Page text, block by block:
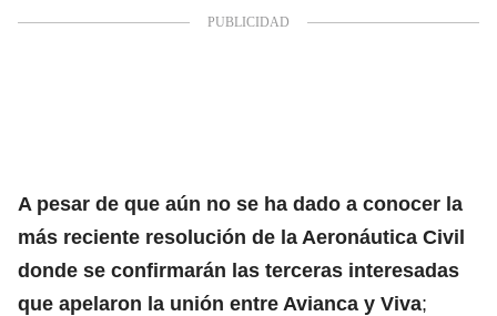
A pesar de que aún no se ha dado a conocer la
más reciente resolución de la Aeronáutica Civil
donde se confirmarán las terceras interesadas
que apelaron la unión entre Avianca y Viva;